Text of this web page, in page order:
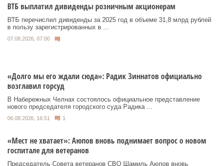
ВТБ выплатил дивиденды розничным акционерам
ВТБ перечислил дивиденды за 2025 год в объеме 31,8 млрд рублей
в пользу зарегистрированных в ...
07.08.2026, 07:00
«Долго мы его ждали сюда»: Радик Зиннатов официально
возглавил горсуд
В Набережных Челнах состоялось официальное представление
нового председателя городского суда Радика ...
06.08.2026, 16:51 1
«Мест не хватает»: Аюпов вновь поднимает вопрос о новом
госпитале для ветеранов
Председатель Совета ветеранов СВО Шамиль Аюпов вновь